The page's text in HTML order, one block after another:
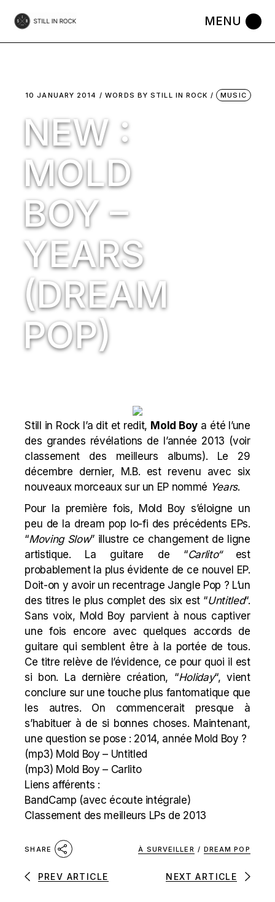
the
10 JANUARY 2014 WORDS BYSTILL IN ROCK MUSIC
NEW :
MOLD
BOY –
YEARS
(DREAM
POP)
Still in Rock l’a dit et redit, Mold Boy a été l’une
des grandes révélations de l’année 2013 (voir
classement des meilleurs albums). Le 29
décembre dernier, M.B. est revenu avec six
nouveaux morceaux sur un EP nommé Years.
Pour la première fois, Mold Boy s’éloigne un
peu de la dream pop lo-fi des précédents EPs.
“Moving Slow” illustre ce changement de ligne
artistique. La guitare de “Carlito“est
probablement la plus évidente de ce nouvel EP.
Doit-on y avoir un recentrage Jangle Pop ? L’un
des titres le plus complet des six est “Untitled“.
Sans voix, Mold Boy parvient à nous captiver
une fois encore avec quelques accords de
guitare qui semblent être à la portée de tous.
Ce titre relève de l’évidence, ce pour quoi il est
si bon. La dernière création, “Holiday“, vient
conclure sur une touche plus fantomatique que
les autres. On commencerait presque à
s’habituer à de si bonnes choses. Maintenant,
une question se pose : 2014, année Mold Boy ?
(mp3) Mold Boy – Untitled
(mp3) Mold Boy – Carlito
Liens afférents :
BandCamp (avec écoute intégrale)
Classement des meilleurs LPs de 2013
SHARE À SURVEILLER / DREAM POP
PREV ARTICLE NEXT ARTICLE